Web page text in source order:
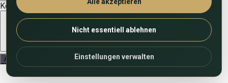
Kommentieren Sie die Bewerbung
Nicht essentiell ablehnen
Einstellungen verwalten